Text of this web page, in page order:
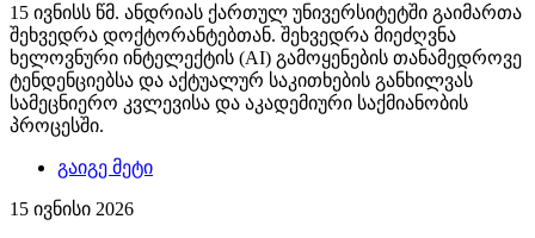
15 ივნისს წმ. ანდრიას ქართულ უნივერსიტეტში გაიმართა
შეხვედრა დოქტორანტებთან. შეხვედრა მიეძღვნა
ხელოვნური ინტელექტის (AI) გამოყენების თანამედროვე
ტენდენციებსა და აქტუალურ საკითხების განხილვას
სამეცნიერო კვლევისა და აკადემიური საქმიანობის
პროცესში.
გაიგე მეტი
15 ივნისი 2026